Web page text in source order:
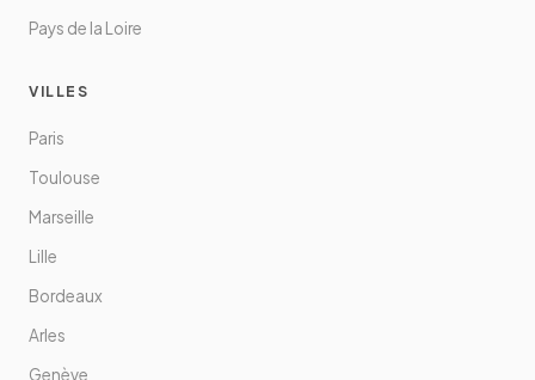
Pays de la Loire
VILLES
Paris
Toulouse
Marseille
Lille
Bordeaux
Arles
Genève